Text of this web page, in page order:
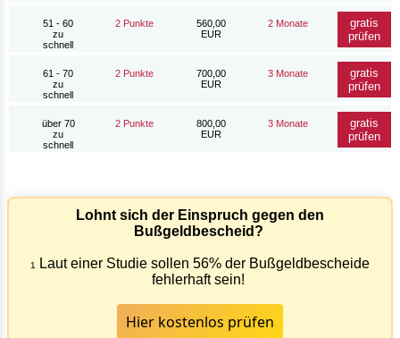
51 - 60
zu
schnell
2 Punkte
560,00
EUR
2 Monate
gratis
prüfen
61 - 70
zu
schnell
2 Punkte
700,00
EUR
3 Monate
gratis
prüfen
über 70
zu
schnell
2 Punkte
800,00
EUR
3 Monate
gratis
prüfen
Lohnt sich der Einspruch gegen den
Bußgeldbescheid?
1
Laut einer Studie sollen 56% der Bußgeldbescheide
fehlerhaft sein!
Hier kostenlos prüfen